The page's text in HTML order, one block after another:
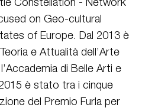
Constellation - Network
on Geo-cultural
of Europe. Dal 2013 è
e Attualità dell’Arte
di Belle Arti e
è stato tra i cinque
del Premio Furla per